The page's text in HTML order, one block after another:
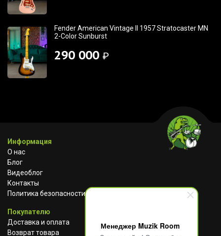
Менеджер Muzik Room
Fender American Vintage II 1957 Stratocaster MN
2-Color Sunburst
290 000 ₽
Информация
О нас
Блог
Видеоблог
Контакты
Политика безопасности
Покупателю
Доставка и оплата
Возврат товара